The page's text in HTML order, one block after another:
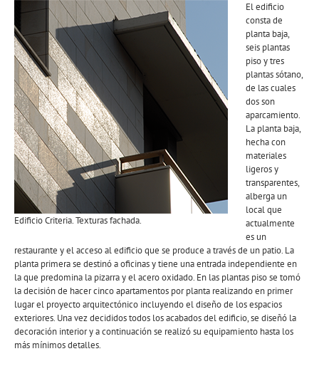
Edificio Criteria. Texturas fachada.
El edificio
consta de
planta baja,
seis plantas
piso y tres
plantas sótano,
de las cuales
dos son
aparcamiento.
La planta baja,
hecha con
materiales
ligeros y
transparentes,
alberga un
local que
actualmente
es un
restaurante y el acceso al edificio que se produce a través de un patio. La
planta primera se destinó a oficinas y tiene una entrada independiente en
la que predomina la pizarra y el acero oxidado. En las plantas piso se tomó
la decisión de hacer cinco apartamentos por planta realizando en primer
lugar el proyecto arquitectónico incluyendo el diseño de los espacios
exteriores. Una vez decididos todos los acabados del edificio, se diseñó la
decoración interior y a continuación se realizó su equipamiento hasta los
más mínimos detalles.